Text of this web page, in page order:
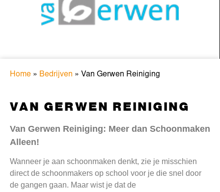
Home » Bedrijven » Van Gerwen Reiniging
VAN GERWEN REINIGING
Van Gerwen Reiniging: Meer dan Schoonmaken
Alleen!
Wanneer je aan schoonmaken denkt, zie je misschien
direct de schoonmakers op school voor je die snel door
de gangen gaan. Maar wist je dat de